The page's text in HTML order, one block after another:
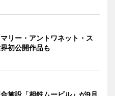
リー・アントワネット・ス
初公開作品も
施設「相鉄ムービル」が9月